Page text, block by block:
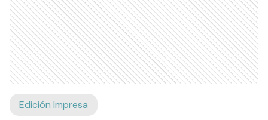
Edición Impresa